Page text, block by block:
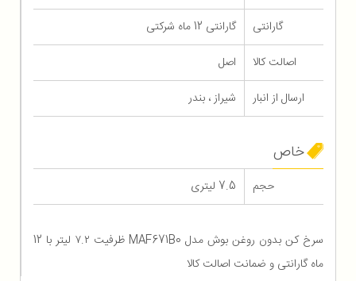
گارانتی
گارانتی 12 ماه شرکتی
اصالت کالا
اصل
ارسال از انبار
شیراز ، بندر
خاص
حجم 7.5 لیتری
سرخ کن بدون روغن بوش مدل MAF671B0 ظرفیت ۷.۲ لیتر با 12
ماه گارانتی و ضمانت اصالت کالا